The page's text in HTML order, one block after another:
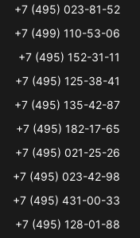
+7 (495) 023-81-52
+7 (499) 110-53-06
+7 (495) 152-31-11
+7 (495) 125-38-41
+7 (495) 135-42-87
+7 (495) 182-17-65
+7 (495) 021-25-26
+7 (495) 023-42-98
+7 (495) 431-00-33
+7 (495) 128-01-88